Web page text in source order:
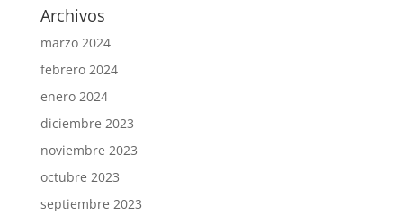
Archivos
marzo 2024
febrero 2024
enero 2024
diciembre 2023
noviembre 2023
octubre 2023
septiembre 2023